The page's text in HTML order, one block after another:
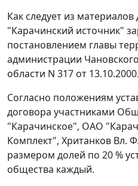
Как следует из
"Карачинский источник"
постановлением главы
администрации
области N 317 от 13.10.2000.
Согласно положениям
договора участниками
"Карачинское", ОАО
Комплект", Хританков Вл.
размером долей по 20 %
общества каждый.